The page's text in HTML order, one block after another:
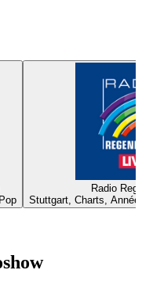
Radio
Stuttgart, Charts,